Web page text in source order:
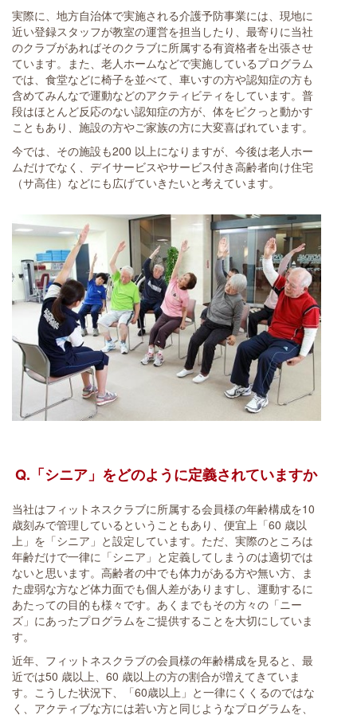
実際に、地方自治体で実施される介護予防事業には、現地に
近い登録スタッフが教室の運営を担当したり、最寄りに当社
のクラブがあればそのクラブに所属する有資格者を出張させ
ています。また、老人ホームなどで実施しているプログラム
では、食堂などに椅子を並べて、車いすの方や認知症の方も
含めてみんなで運動などのアクティビティをしています。普
段はほとんど反応のない認知症の方が、体をピクっと動かす
こともあり、施設の方やご家族の方に大変喜ばれています。
今では、その施設も200 以上になりますが、今後は老人ホー
ムだけでなく、デイサービスやサービス付き高齢者向け住宅
（サ高住）などにも広げていきたいと考えています。
Q.「シニア」をどのように定義されていますか
当社はフィットネスクラブに所属する会員様の年齢構成を10
歳刻みで管理しているということもあり、便宜上「60 歳以
上」を「シニア」と設定しています。ただ、実際のところは
年齢だけで一律に「シニア」と定義してしまうのは適切では
ないと思います。高齢者の中でも体力がある方や無い方、ま
た虚弱な方など体力面でも個人差がありますし、運動するに
あたっての目的も様々です。あくまでもその方々の「ニー
ズ」にあったプログラムをご提供することを大切にしていま
す。
近年、フィットネスクラブの会員様の年齢構成を見ると、最
近では50 歳以上、60 歳以上の方の割合が増えてきていま
す。こうした状況下、「60歳以上」と一律にくくるのではな
く、アクティブな方には若い方と同じようなプログラムを、